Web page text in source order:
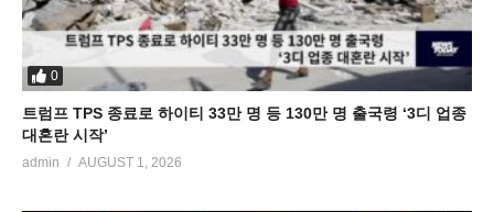
0
트럼프 TPS 종료로 하이티 33만 명 등 130만 명 출국령 ‘3디 업종
대혼란 시작’
admin AUGUST 1, 2026